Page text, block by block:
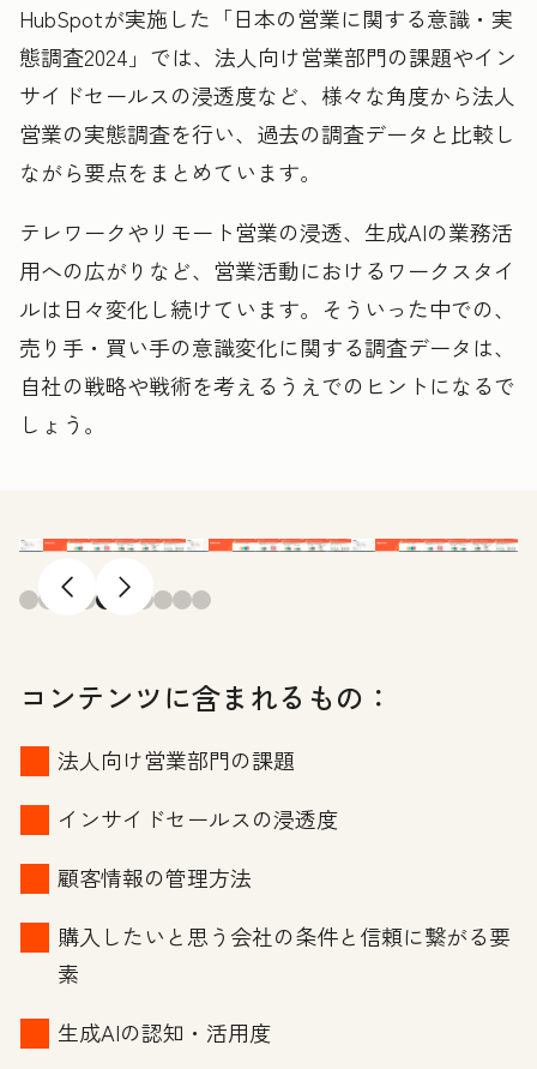
HubSpotが実施した「日本の営業に関する意識・実
態調査2024」では、法人向け営業部門の課題やイン
サイドセールスの浸透度など、様々な角度から法人
営業の実態調査を行い、過去の調査データと比較し
ながら要点をまとめています。
テレワークやリモート営業の浸透、生成AIの業務活
用への広がりなど、営業活動におけるワークスタイ
ルは日々変化し続けています。そういった中での、
売り手・買い手の意識変化に関する調査データは、
自社の戦略や戦術を考えるうえでのヒントになるで
しょう。
前へ 次へ
コンテンツに含まれるもの：
法人向け営業部門の課題
インサイドセールスの浸透度
顧客情報の管理方法
購入したいと思う会社の条件と信頼に繋がる要
素
生成AIの認知・活用度